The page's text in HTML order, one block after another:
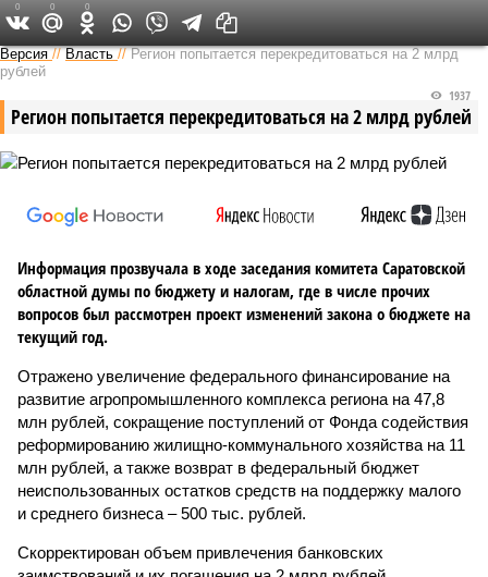
Версия в Саратове
Версия //Власть //Регион попытается перекредитоваться на 2 млрд
рублей
Регион попытается перекредитоваться на 2 млрд рублей
1937
Информация прозвучала в ходе заседания комитета Саратовской
областной думы по бюджету и налогам, где в числе прочих
вопросов был рассмотрен проект изменений закона о бюджете на
текущий год.
Отражено увеличение федерального финансирование на
развитие агропромышленного комплекса региона на 47,8
млн рублей, сокращение поступлений от Фонда содействия
реформированию жилищно-коммунального хозяйства на 11
млн рублей, а также возврат в федеральный бюджет
неиспользованных остатков средств на поддержку малого
и среднего бизнеса – 500 тыс. рублей.
Скорректирован объем привлечения банковских
0 0 0